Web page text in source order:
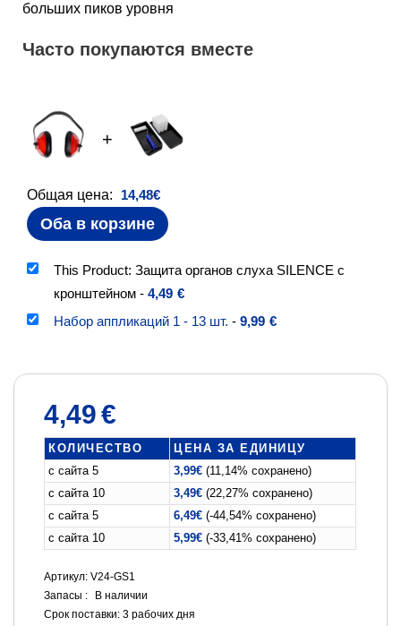
больших пиков уровня
Часто покупаются вместе
+
Общая цена: 14,48€
Оба в корзине
This Product: Защита органов слуха SILENCE с
кронштейном - 4,49 €
Набор аппликаций 1 - 13 шт. - 9,99 €
4,49€
КОЛИЧЕСТВО
ЦЕНА ЗА ЕДИНИЦУ
с сайта 5
3,99€ (11,14% сохранено)
с сайта 10
3,49€ (22,27% сохранено)
с сайта 5
6,49€ (-44,54% сохранено)
с сайта 10
5,99€ (-33,41% сохранено)
Артикул: V24-GS1
Запасы :
В наличии
Срок поставки:3 рабочих дня